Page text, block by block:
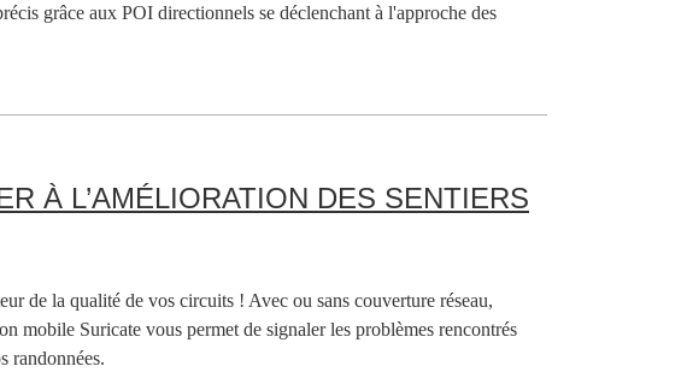
grâce aux POI directionnels se déclenchant à l'approche des
À L’AMÉLIORATION DES SENTIERS
de la qualité de vos circuits ! Avec ou sans couverture réseau,
mobile Suricate vous permet de signaler les problèmes rencontrés
randonnées.